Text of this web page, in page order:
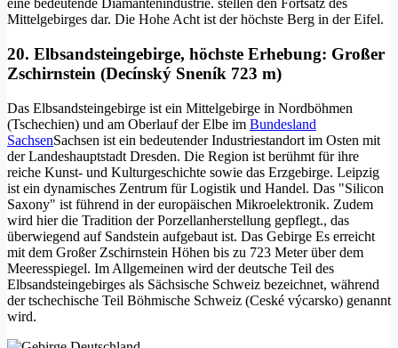
eine bedeutende Diamantenindustrie. stellen den Fortsatz des
Mittelgebirges dar. Die Hohe Acht ist der höchste Berg in der Eifel.
20. Elbsandsteingebirge, höchste Erhebung: Großer
Zschirnstein (Decínský Sneník 723 m)
Das Elbsandsteingebirge ist ein Mittelgebirge in Nordböhmen
(Tschechien) und am Oberlauf der Elbe im Bundesland
SachsenSachsen ist ein bedeutender Industriestandort im Osten mit
der Landeshauptstadt Dresden. Die Region ist berühmt für ihre
reiche Kunst- und Kulturgeschichte sowie das Erzgebirge. Leipzig
ist ein dynamisches Zentrum für Logistik und Handel. Das "Silicon
Saxony" ist führend in der europäischen Mikroelektronik. Zudem
wird hier die Tradition der Porzellanherstellung gepflegt., das
überwiegend auf Sandstein aufgebaut ist. Das Gebirge Es erreicht
mit dem Großer Zschirnstein Höhen bis zu 723 Meter über dem
Meeresspiegel. Im Allgemeinen wird der deutsche Teil des
Elbsandsteingebirges als Sächsische Schweiz bezeichnet, während
der tschechische Teil Böhmische Schweiz (Ceské výcarsko) genannt
wird.